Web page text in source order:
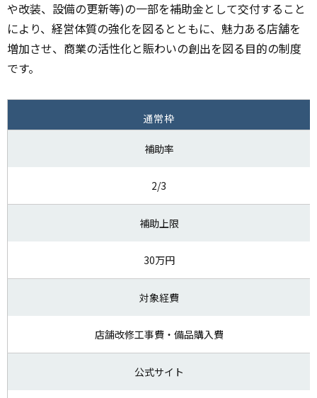
や改装、設備の更新等)の一部を補助金として交付すること
により、経営体質の強化を図るとともに、魅力ある店舗を
増加させ、商業の活性化と賑わいの創出を図る目的の制度
です。
通常枠
補助率
2/3
補助上限
30万円
対象経費
店舗改修工事費・備品購入費
公式サイト